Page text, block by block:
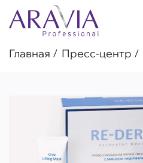
Главная Пресс-центр